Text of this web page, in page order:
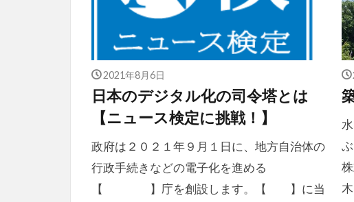
2021年8月6日
日本のデジタル化の司令塔とは
【ニュース検定に挑戦！】
政府は２０２１年９月１日に、地方自治体の
行政手続きなどの電子化を進める
【 】庁を創設します。【 】に当